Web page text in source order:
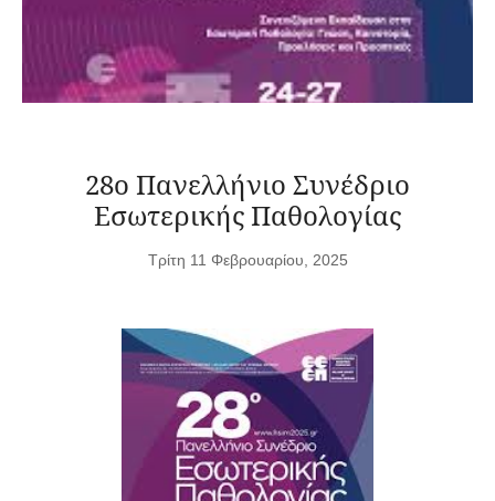
28ο Πανελλήνιο Συνέδριο
Εσωτερικής Παθολογίας
Τρίτη 11 Φεβρουαρίου, 2025